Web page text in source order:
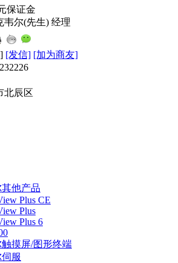
保证金
韦尔(先生) 经理
] [发信] [加为商友]
北辰区
他产品
Plus CE
Plus
Plus 6
摸屏/图形终端
服